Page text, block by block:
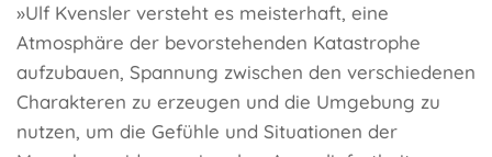
»Ulf Kvensler versteht es meisterhaft, eine
Atmosphäre der bevorstehenden Katastrophe
aufzubauen, Spannung zwischen den verschiedenen
Charakteren zu erzeugen und die Umgebung zu
nutzen, um die Gefühle und Situationen der